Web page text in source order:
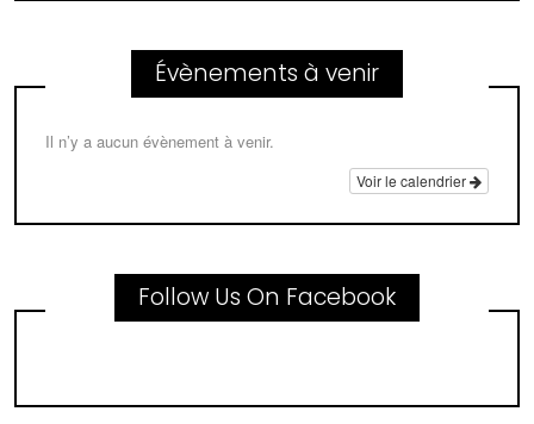
Évènements à venir
Il n’y a aucun évènement à venir.
Voir le calendrier
Follow Us On Facebook